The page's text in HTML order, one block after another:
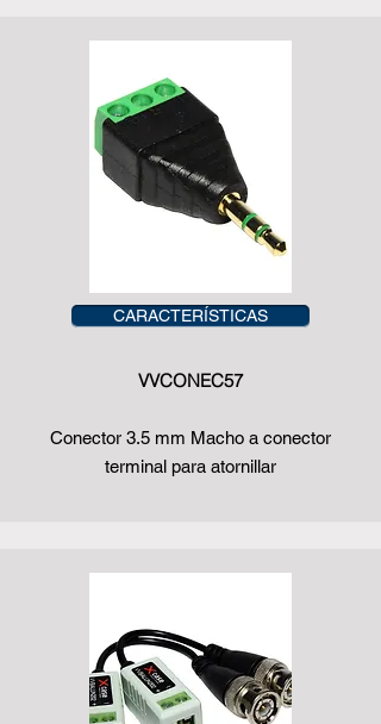
CARACTERÍSTICAS
VVCONEC57
Conector 3.5 mm Macho a conector
terminal para atornillar